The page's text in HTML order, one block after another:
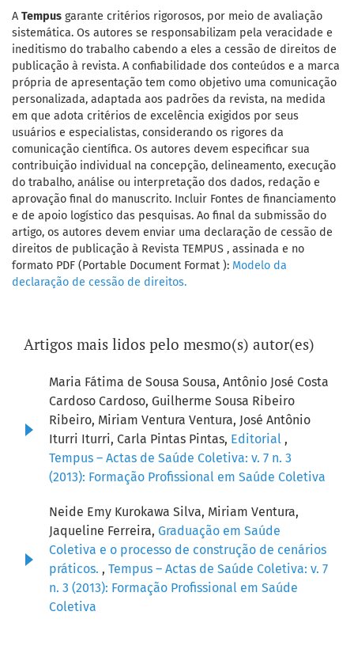
A Tempus garante critérios rigorosos, por meio de avaliação
sistemática. Os autores se responsabilizam pela veracidade e
ineditismo do trabalho cabendo a eles a cessão de direitos de
publicação à revista. A confiabilidade dos conteúdos e a marca
própria de apresentação tem como objetivo uma comunicação
personalizada, adaptada aos padrões da revista, na medida
em que adota critérios de excelência exigidos por seus
usuários e especialistas, considerando os rigores da
comunicação científica. Os autores devem especificar sua
contribuição individual na concepção, delineamento, execução
do trabalho, análise ou interpretação dos dados, redação e
aprovação final do manuscrito. Incluir Fontes de financiamento
e de apoio logístico das pesquisas. Ao final da submissão do
artigo, os autores devem enviar uma declaração de cessão de
direitos de publicação à Revista TEMPUS , assinada e no
formato PDF (Portable Document Format ): Modelo da
declaração de cessão de direitos.
Artigos mais lidos pelo mesmo(s) autor(es)
Maria Fátima de Sousa Sousa, Antônio José Costa
Cardoso Cardoso, Guilherme Sousa Ribeiro
Ribeiro, Miriam Ventura Ventura, José Antônio
Iturri Iturri, Carla Pintas Pintas, Editorial ,
Tempus – Actas de Saúde Coletiva: v. 7 n. 3
(2013): Formação Profissional em Saúde Coletiva
Neide Emy Kurokawa Silva, Miriam Ventura,
Jaqueline Ferreira, Graduação em Saúde
Coletiva e o processo de construção de cenários
práticos. , Tempus – Actas de Saúde Coletiva: v. 7
n. 3 (2013): Formação Profissional em Saúde
Coletiva